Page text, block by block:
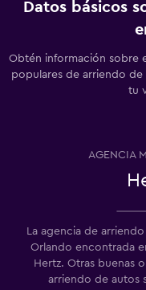
Datos básicos
Obtén información sobre
populares de arriendo
tu
AGENCIA
La agencia de
Orlando encontrada
Hertz. Otras buenas
arriendo de autos